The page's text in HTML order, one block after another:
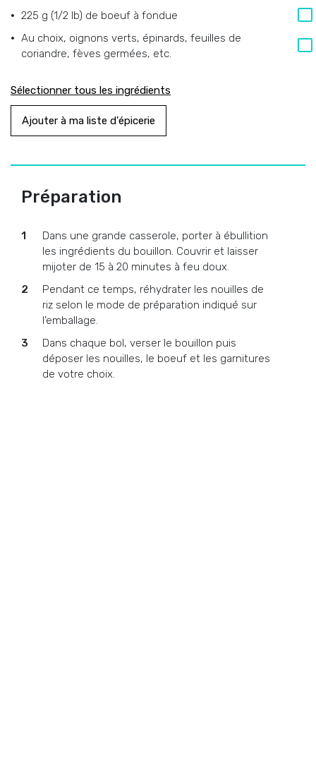
225 g (1/2 lb) de boeuf à fondue
Au choix, oignons verts, épinards, feuilles de
coriandre, fèves germées, etc.
Sélectionner tous les ingrédients
Ajouter à ma liste d'épicerie
Préparation
Dans une grande casserole, porter à ébullition
les ingrédients du bouillon. Couvrir et laisser
mijoter de 15 à 20 minutes à feu doux.
Pendant ce temps, réhydrater les nouilles de
riz selon le mode de préparation indiqué sur
l’emballage.
Dans chaque bol, verser le bouillon puis
déposer les nouilles, le boeuf et les garnitures
de votre choix.